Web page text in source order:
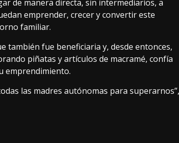
de manera directa, sin intermediarios, a
emprender, crecer y convertir este
familiar.
también fue beneficiaria y, desde entonces,
piñatas y artículos de macramé, confía
emprendimiento.
las madres autónomas para superarnos”,